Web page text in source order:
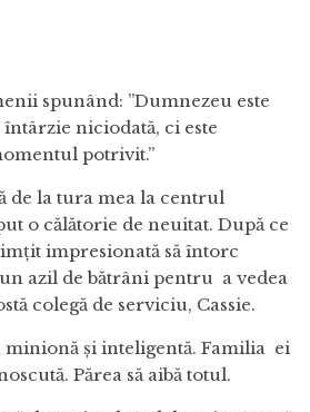
spunând: ”Dumnezeu este
niciodată, ci este
potrivit.”
de la tura mea la centrul
o călătorie de neuitat. După ce
impresionată să întorc
azil de bătrâni pentru a vedea
colegă de serviciu, Cassie.
minionă și inteligentă. Familia ei
Părea să aibă totul.